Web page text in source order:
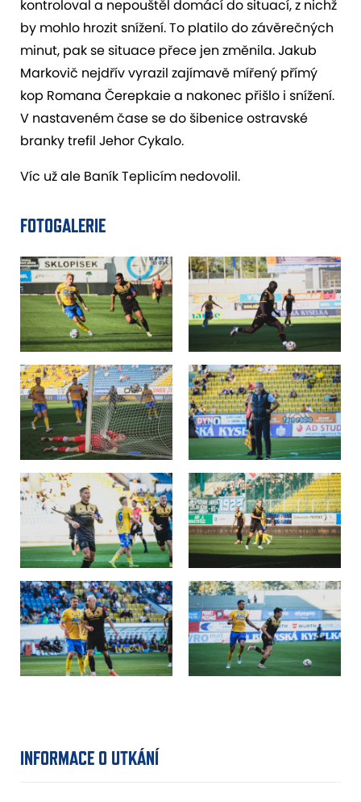
kontroloval a nepouštěl domácí do situací, z nichž
by mohlo hrozit snížení. To platilo do závěrečných
minut, pak se situace přece jen změnila. Jakub
Markovič nejdřív vyrazil zajímavě mířený přímý
kop Romana Čerepkaie a nakonec přišlo i snížení.
V nastaveném čase se do šibenice ostravské
branky trefil Jehor Cykalo.
Víc už ale Baník Teplicím nedovolil.
FOTOGALERIE
INFORMACE O UTKÁNÍ